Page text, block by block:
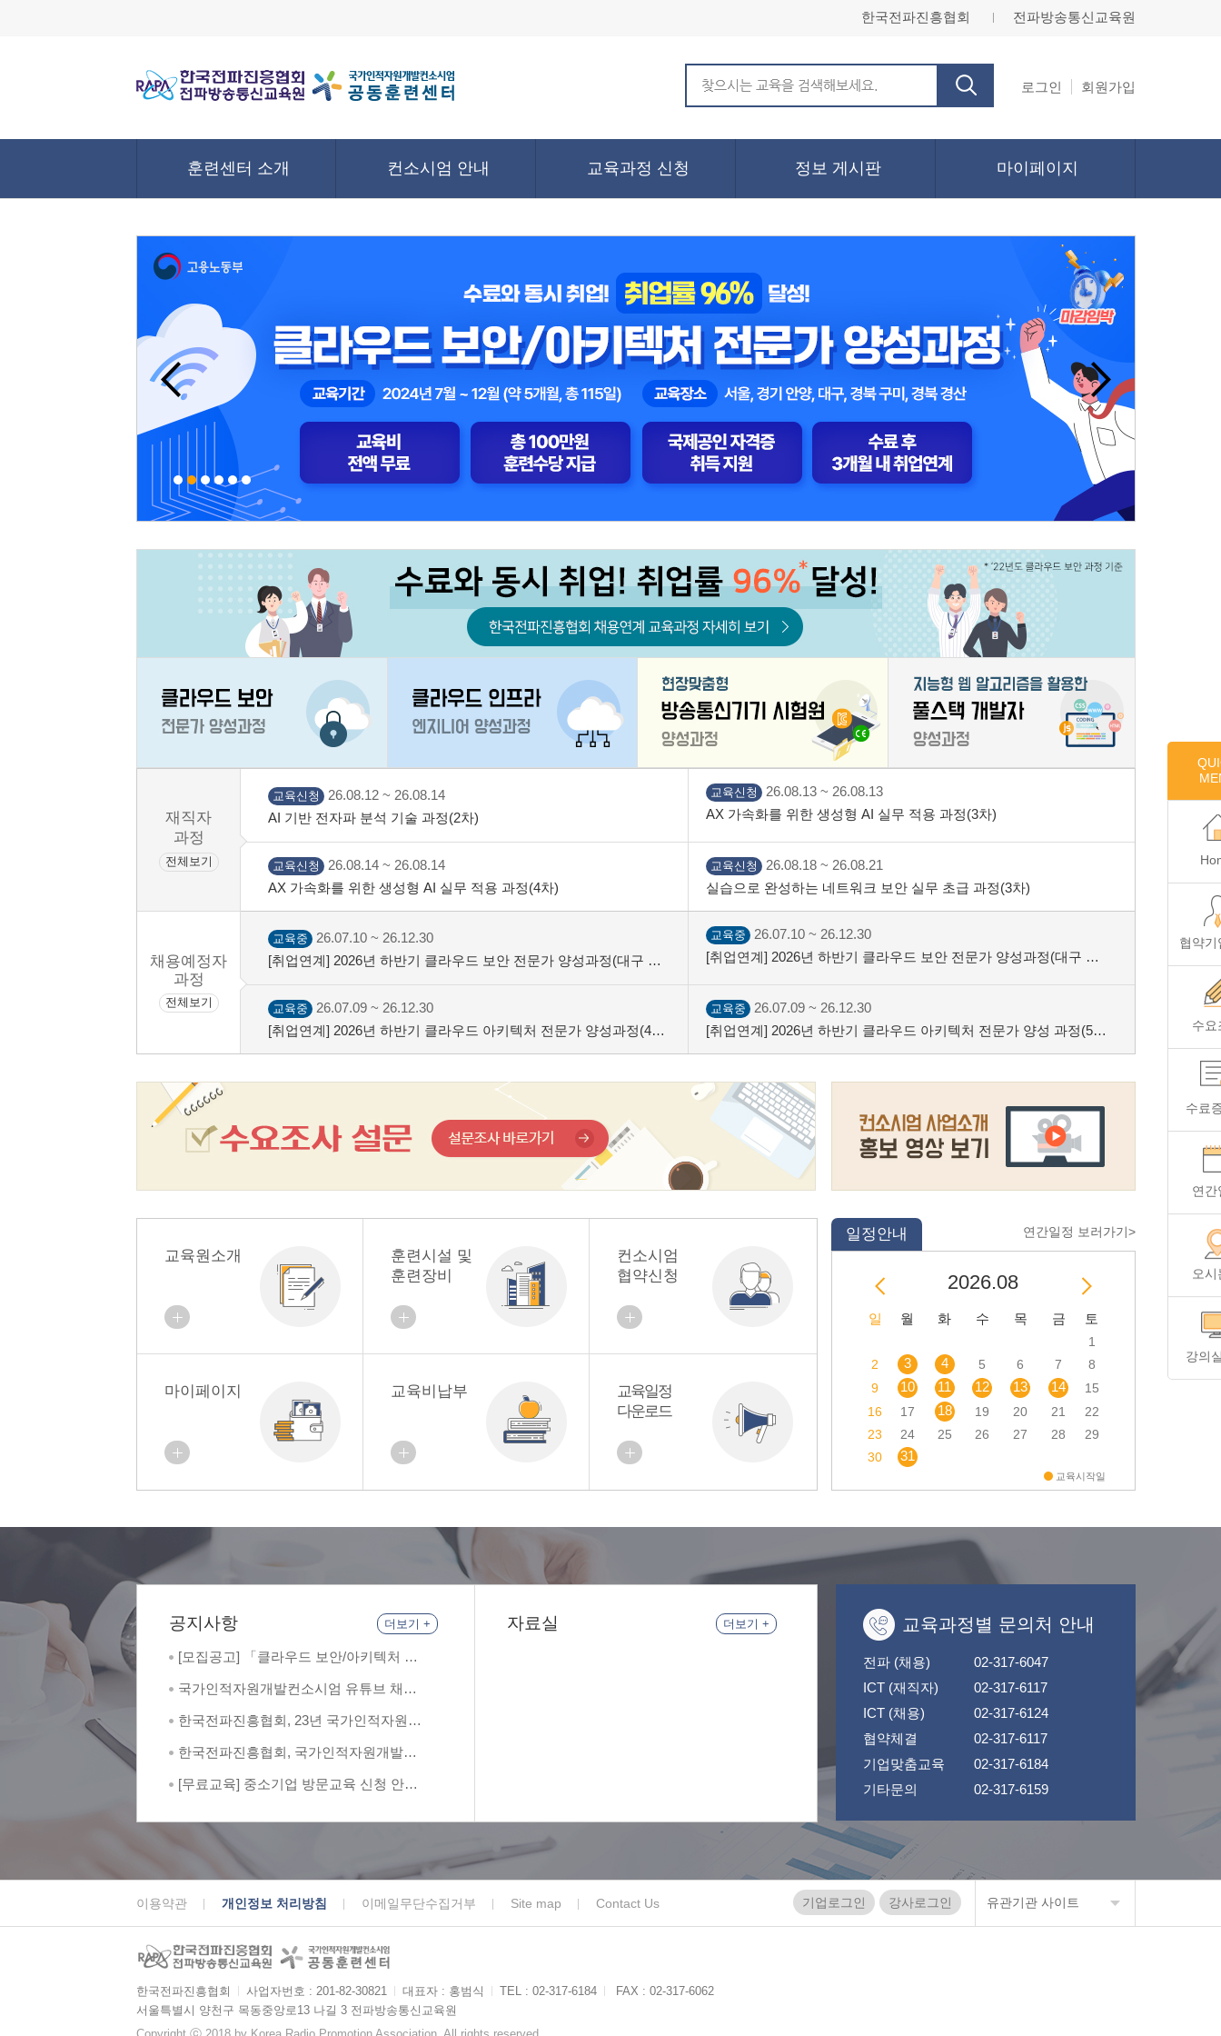
한국전파진흥협회 전파방송통신교육원
로그인 회원가입
협약기
수요
수료
연간
오시
강의
훈련센터 소개 컨소시엄 안내 교육과정 신청 정보 게시판 마이페이지
재직자
과정
전체보기
채용예정자
과정
전체보기
교육신청
26.08.12 ~ 26.08.14
AI 기반 전자파 분석 기술 과정(2차)
교육신청
26.08.13 ~ 26.08.13
AX 가속화를 위한 생성형 AI 실무 적용 과정(3차)
교육신청
26.08.14 ~ 26.08.14
AX 가속화를 위한 생성형 AI 실무 적용 과정(4차)
교육신청
26.08.18 ~ 26.08.21
실습으로 완성하는 네트워크 보안 실무 초급 과정(3차)
교육중
26.07.10 ~ 26.12.30
[취업연계] 2026년 하반기 클라우드 보안 전문가 양성과정(대구 계
교육중
26.07.10 ~ 26.12.30
[취업연계] 2026년 하반기 클라우드 보안 전문가 양성과정(대구 알
교육중
26.07.09 ~ 26.12.30
[취업연계] 2026년 하반기 클라우드 아키텍처 전문가 양성과정(4회
교육중
26.07.09 ~ 26.12.30
[취업연계] 2026년 하반기 클라우드 아키텍처 전문가 양성 과정(5회
교육원소개
훈련시설 및
훈련장비
컨소시엄
협약신청
마이페이지 교육비납부
교육일정
다운로드
일정안내 연간일정 보러가기>
2026.08
일 월 화 수 목 금 토
1
2
3 4 5 6 7
8
9
10 11 12 13 14
15
16
17 18 19 20 21
22
23
24 25 26 27 28
29
30
31
교육시작일
공지사항 더보기 +
[모집공고] 「클라우드 보안/아키텍처 전
국가인적자원개발컨소시엄 유튜브 채널
한국전파진흥협회, 23년 국가인적자원개
례 2관왕
한국전파진흥협회, 국가인적자원개발컨
[무료교육] 중소기업 방문교육 신청 안내
자료실 더보기 + 교육과정별 문의처 안내
전파 (채용)
02-317-6047
ICT (재직자)
02-317-6117
ICT (채용)
02-317-6124
협약체결
02-317-6117
기업맞춤교육
02-317-6184
기타문의
02-317-6159
이용약관 개인정보 처리방침 이메일무단수집거부 Site map Contact Us 유관기관 사이트
기업로그인 강사로그인
한국전파진흥협회 사업자번호 : 201-82-30821 대표자 : 홍범식 TEL : 02-317-6184
FAX : 02-317-6062
서울특별시 양천구 목동중앙로13 나길 3 전파방송통신교육원